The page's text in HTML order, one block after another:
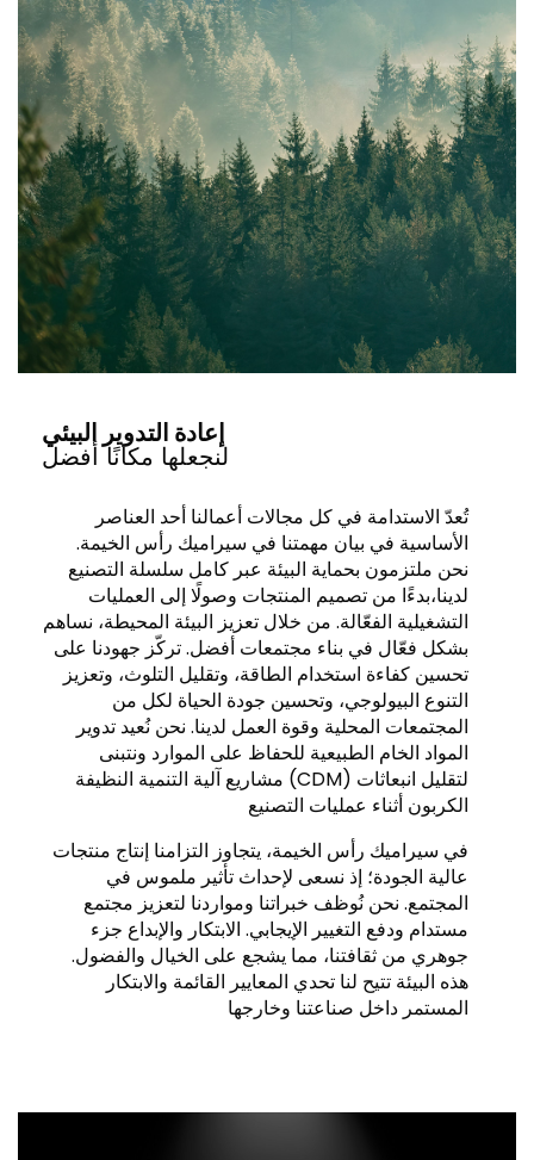
إعادة التدوير البيئي
لنجعلها مكانًا أفضل
تُعدّ الاستدامة في كل مجالات أعمالنا أحد العناصر
الأساسية في بيان مهمتنا في سيراميك رأس الخيمة.
نحن ملتزمون بحماية البيئة عبر كامل سلسلة التصنيع
لدينا،بدءًا من تصميم المنتجات وصولًا إلى العمليات
التشغيلية الفعّالة. من خلال تعزيز البيئة المحيطة، نساهم
بشكل فعّال في بناء مجتمعات أفضل. تركّز جهودنا على
تحسين كفاءة استخدام الطاقة، وتقليل التلوث، وتعزيز
التنوع البيولوجي، وتحسين جودة الحياة لكل من
المجتمعات المحلية وقوة العمل لدينا. نحن نُعيد تدوير
المواد الخام الطبيعية للحفاظ على الموارد ونتبنى
مشاريع آلية التنمية النظيفة (CDM) لتقليل انبعاثات
الكربون أثناء عمليات التصنيع
في سيراميك رأس الخيمة، يتجاوز التزامنا إنتاج منتجات
عالية الجودة؛ إذ نسعى لإحداث تأثير ملموس في
المجتمع. نحن نُوظف خبراتنا ومواردنا لتعزيز مجتمع
مستدام ودفع التغيير الإيجابي. الابتكار والإبداع جزء
جوهري من ثقافتنا، مما يشجع على الخيال والفضول.
هذه البيئة تتيح لنا تحدي المعايير القائمة والابتكار
المستمر داخل صناعتنا وخارجها